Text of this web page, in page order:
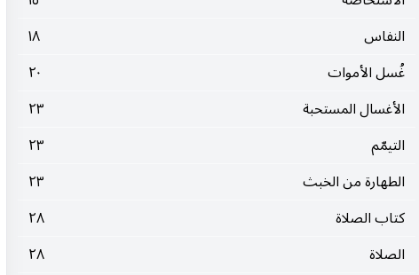
النفاس
١٨
غُسل الأموات
٢٠
الأغسال المستحبة
٢٣
التيمّم
٢٣
الطهارة من الخبث
٢٣
كتاب الصلاة
٢٨
الصلاة
٢٨